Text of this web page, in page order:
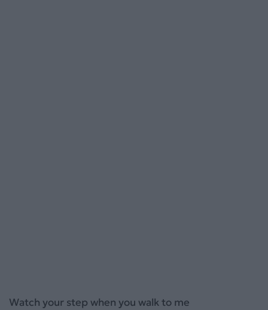
Watch your step when you walk to me